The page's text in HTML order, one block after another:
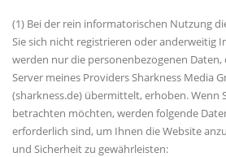
(1) Bei der rein informatorischen Nutzung
Sie sich nicht registrieren oder anderweitig
werden nur die personenbezogenen Daten,
Server meines Providers Sharkness Media
(sharkness.de) übermittelt, erhoben. Wenn
betrachten möchten, werden folgende
erforderlich sind, um Ihnen die Website
und Sicherheit zu gewährleisten: